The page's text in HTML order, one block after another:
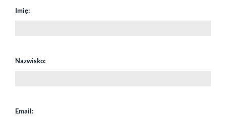
Imię:
Nazwisko:
Email: